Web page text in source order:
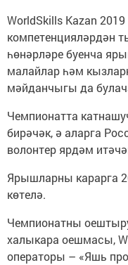
WorldSkills Kazan
компетенцияләрдән
һөнәрләре буенча
малайлар һәм
мәйданчыгы да
Чемпионатта
бирәчәк, ә аларга
волонтер ярдәм
Ярышларны карарга
көтелә.
Чемпионатны
халыкара оешмасы,
операторы – «Яшь